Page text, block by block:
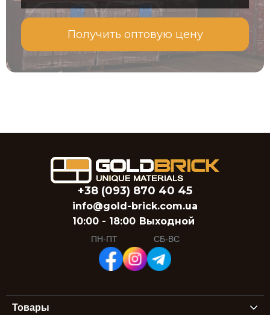
Получить оптовую цену
+38 (093) 870 40 45
info@gold-brick.com.ua
10:00 - 18:00
ПН-ПТ
Выходной
СБ-ВС
Товары